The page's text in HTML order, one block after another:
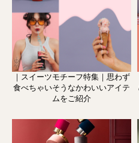
｜スイーツモチーフ特集｜思わず
食べちゃいそうなかわいいアイテ
ムをご紹介